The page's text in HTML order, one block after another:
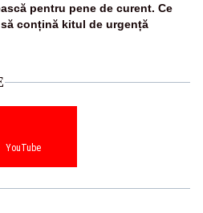
pentru pene de curent. Ce
conțină kitul de urgență
YouTube